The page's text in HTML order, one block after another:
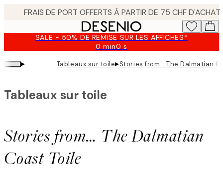
content.SALE - 50% DE REMISE SUR LES AFFICHES*
0 min0 s
Valable
jusqu'au
:
▸ Tableaux sur toile▸Stories from… The Dalmatian
Stories from… The Dalmatian
Coast Toile
Tableaux sur toile